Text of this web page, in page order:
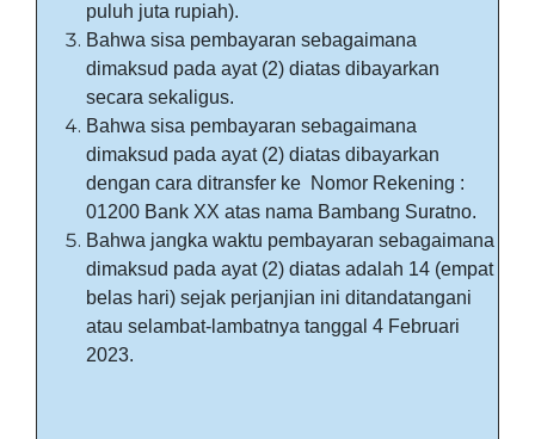
puluh juta rupiah).
Bahwa sisa pembayaran sebagaimana
dimaksud pada ayat (2) diatas dibayarkan
secara sekaligus.
Bahwa sisa pembayaran sebagaimana
dimaksud pada ayat (2) diatas dibayarkan
dengan cara ditransfer ke Nomor Rekening :
01200 Bank XX atas nama Bambang Suratno.
Bahwa jangka waktu pembayaran sebagaimana
dimaksud pada ayat (2) diatas adalah 14 (empat
belas hari) sejak perjanjian ini ditandatangani
atau selambat-lambatnya tanggal 4 Februari
2023.